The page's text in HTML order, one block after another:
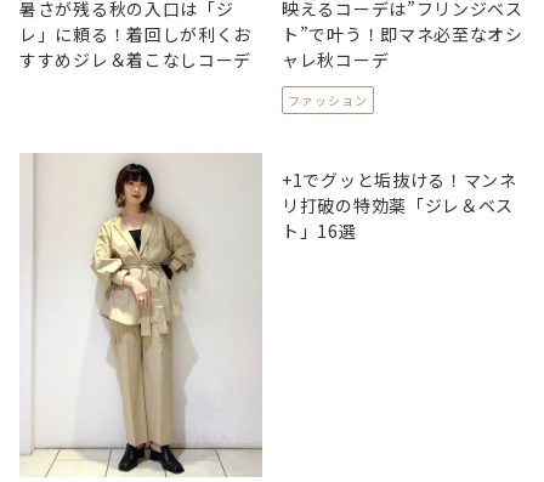
暑さが残る秋の入口は「ジ
レ」に頼る！着回しが利くお
すすめジレ＆着こなしコーデ
映えるコーデは”フリンジベス
ト”で叶う！即マネ必至なオシ
ャレ秋コーデ
ファッション
+1でグッと垢抜ける！マンネ
リ打破の特効薬「ジレ＆ベス
ト」16選